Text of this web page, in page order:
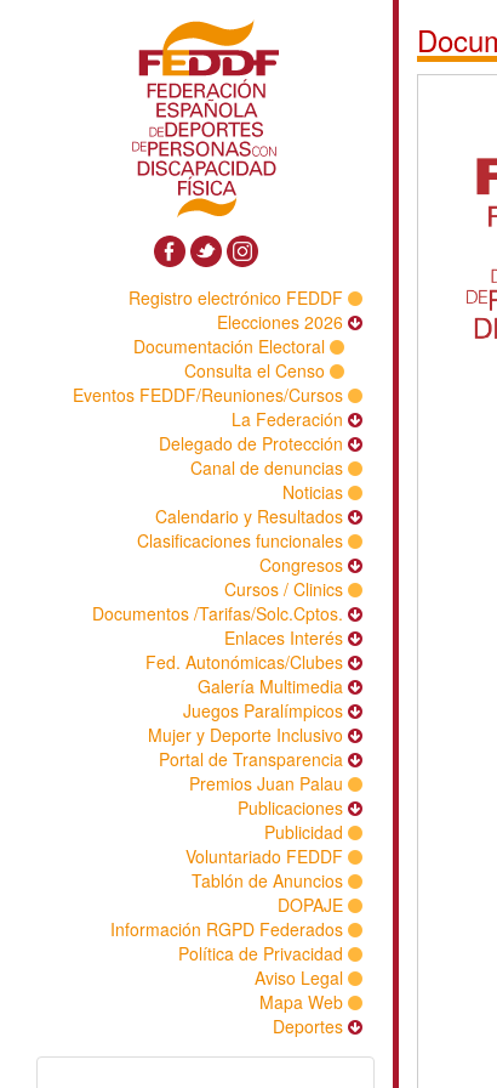
Registro electrónico FEDDF
Elecciones 2026
Documentación Electoral
Consulta el Censo
Eventos FEDDF/Reuniones/Cursos
La Federación
Delegado de Protección
Canal de denuncias
Noticias
Calendario y Resultados
Clasificaciones funcionales
Congresos
Cursos / Clinics
Documentos /Tarifas/Solc.Cptos.
Enlaces Interés
Fed. Autonómicas/Clubes
Galería Multimedia
Juegos Paralímpicos
Mujer y Deporte Inclusivo
Portal de Transparencia
Premios Juan Palau
Publicaciones
Publicidad
Voluntariado FEDDF
Tablón de Anuncios
DOPAJE
Información RGPD Federados
Política de Privacidad
Aviso Legal
Mapa Web
Deportes